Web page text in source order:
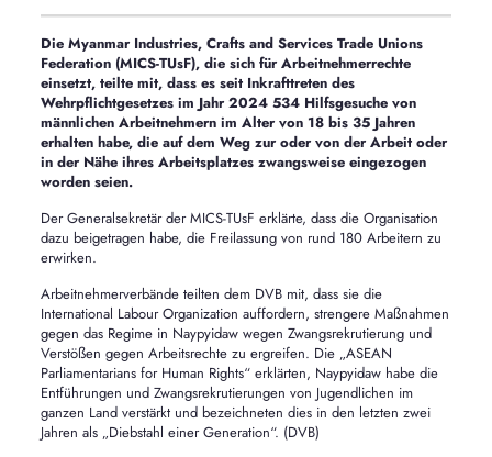
Die Myanmar Industries, Crafts and Services Trade Unions
Federation (MICS-TUsF), die sich für Arbeitnehmerrechte
einsetzt, teilte mit, dass es seit Inkrafttreten des
Wehrpflichtgesetzes im Jahr 2024 534 Hilfsgesuche von
männlichen Arbeitnehmern im Alter von 18 bis 35 Jahren
erhalten habe, die auf dem Weg zur oder von der Arbeit oder
in der Nähe ihres Arbeitsplatzes zwangsweise eingezogen
worden seien.
Der Generalsekretär der MICS-TUsF erklärte, dass die Organisation
dazu beigetragen habe, die Freilassung von rund 180 Arbeitern zu
erwirken.
Arbeitnehmerverbände teilten dem DVB mit, dass sie die
International Labour Organization auffordern, strengere Maßnahmen
gegen das Regime in Naypyidaw wegen Zwangsrekrutierung und
Verstößen gegen Arbeitsrechte zu ergreifen. Die „ASEAN
Parliamentarians for Human Rights“ erklärten, Naypyidaw habe die
Entführungen und Zwangsrekrutierungen von Jugendlichen im
ganzen Land verstärkt und bezeichneten dies in den letzten zwei
Jahren als „Diebstahl einer Generation“. (DVB)